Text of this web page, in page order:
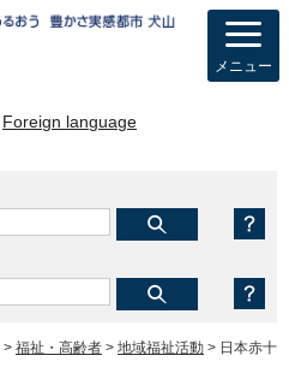
Foreign language
メニュー
> 福祉・高齢者 > 地域福祉活動 > 日本赤十